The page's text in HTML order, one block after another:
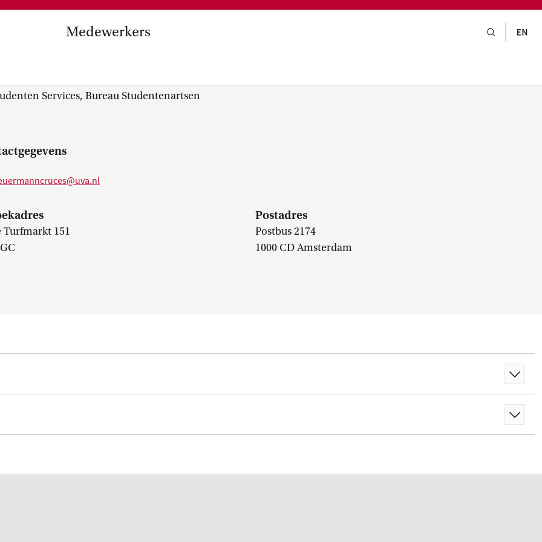
Medewerkers
plan, instellingsplan,
Internationalisering in
Medezeggenschap, ondernemingsraad,
Services, Bureau Studentenartsen
Turfmarkt 151
Postadres
Postbus 2174
1000 CD Amsterdam